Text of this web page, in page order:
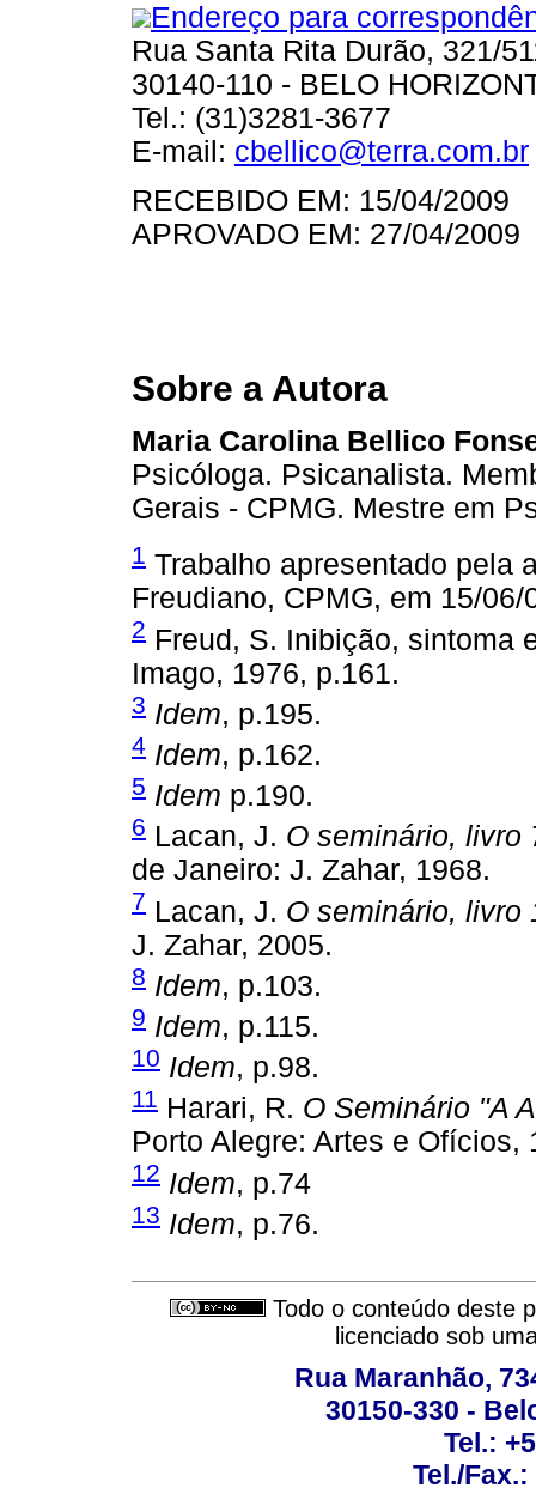
Endereço para
Rua Santa Rita Durão, 321/
30140-110 - BELO
Tel.: (31)3281-3677
E-mail: cbellico@terra.com.br
RECEBIDO EM: 15/04/2009
APROVADO EM: 27/04/2009
Sobre a Autora
Maria Carolina Bellico
Psicóloga. Psicanalista.
Gerais - CPMG. Mestre em
1 Trabalho apresentado pela
Freudiano, CPMG, em 15/06/
2 Freud, S. Inibição, sintoma
Imago, 1976, p.161.
3 Idem, p.195.
4 Idem, p.162.
5 Idem p.190.
6 Lacan, J. O seminário, livro
de Janeiro: J. Zahar, 1968.
7 Lacan, J. O seminário, livro
J. Zahar, 2005.
8 Idem, p.103.
9 Idem, p.115.
10 Idem, p.98.
11 Harari, R. O Seminário "A
Porto Alegre: Artes e Ofícios,
12 Idem, p.74
13 Idem, p.76.
Todo o conteúdo deste
licenciado sob
Rua Maranhão,
30150-330 -
Tel.:
Tel./Fax.: